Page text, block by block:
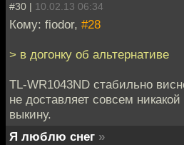
#30 | 10.02.13 06:34
Кому: fiodor, #28
> в догонку об альтернативе
TL-WR1043ND стабильно
не доставляет совсем
выкину.
Я люблю снег »